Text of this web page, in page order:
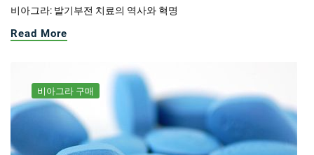
비아그라: 발기부전 치료의 역사와 혁명
Read More
비아그라 구매